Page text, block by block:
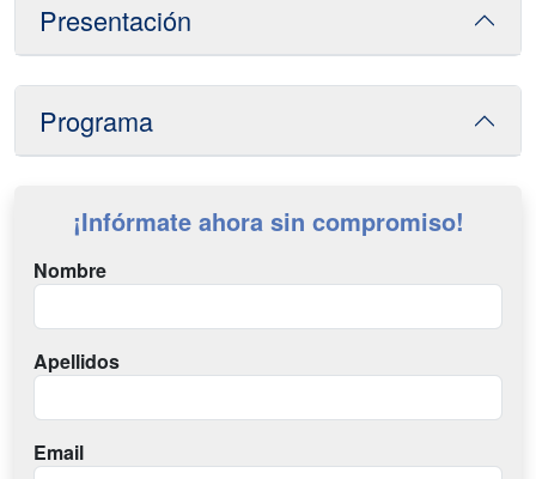
Presentación
Programa
¡Infórmate ahora sin compromiso!
Nombre
Apellidos
Email